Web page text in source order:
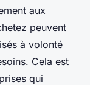
aux
peuvent
à volonté
Cela est
qui